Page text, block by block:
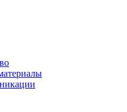
Всё о строительстве и